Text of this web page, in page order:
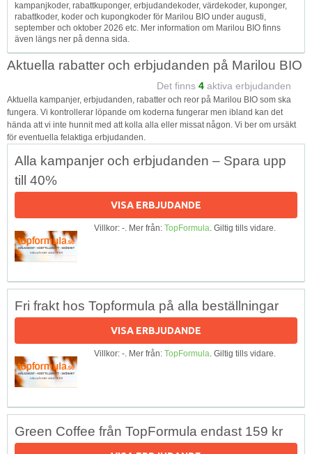
kampanjkoder, rabattkuponger, erbjudandekoder, värdekoder, kuponger,
rabattkoder, koder och kupongkoder för Marilou BIO under augusti,
september och oktober 2026 etc. Mer information om Marilou BIO finns
även längs ner på denna sida.
Aktuella rabatter och erbjudanden på Marilou BIO
Det finns 4 aktiva erbjudanden
Aktuella kampanjer, erbjudanden, rabatter och reor på Marilou BIO som ska
fungera. Vi kontrollerar löpande om koderna fungerar men ibland kan det
hända att vi inte hunnit med att kolla alla eller missat någon. Vi ber om ursäkt
för eventuella felaktiga erbjudanden.
Alla kampanjer och erbjudanden – Spara upp
till 40%
VISA ERBJUDANDE
Villkor: -. Mer från: TopFormula. Giltig tills vidare.
Fri frakt hos Topformula på alla beställningar
VISA ERBJUDANDE
Villkor: -. Mer från: TopFormula. Giltig tills vidare.
Green Coffee från TopFormula endast 159 kr